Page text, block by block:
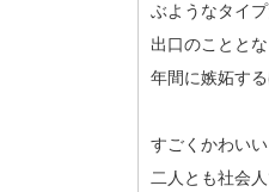
ぶようなタイ
出口のことと
年間に嫉妬する
すごくかわい
二人とも社会人